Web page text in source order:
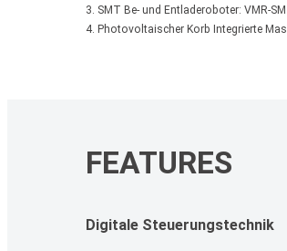
3. SMT Be- und Entladeroboter: VMR-
4. Photovoltaischer Korb Integrierte
FEATURES
Digitale Steuerungstechnik